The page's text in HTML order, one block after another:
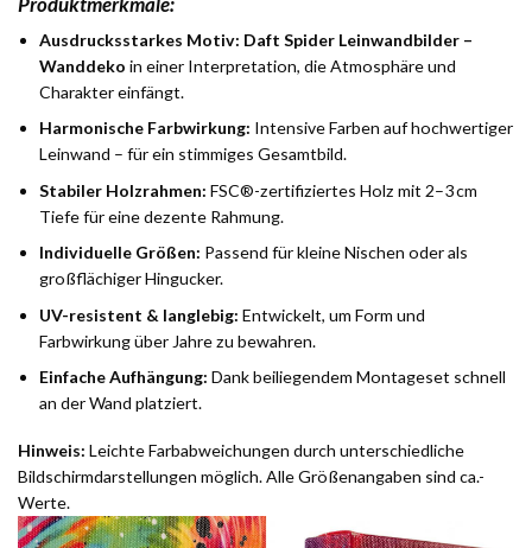
Ausdrucksstarkes Motiv: Daft Spider Leinwandbilder –
Wanddeko in einer Interpretation, die Atmosphäre und
Charakter einfängt.
Harmonische Farbwirkung: Intensive Farben auf hochwertiger
Leinwand – für ein stimmiges Gesamtbild.
Stabiler Holzrahmen: FSC®-zertifiziertes Holz mit 2–3 cm
Tiefe für eine dezente Rahmung.
Individuelle Größen: Passend für kleine Nischen oder als
großflächiger Hingucker.
UV-resistent & langlebig: Entwickelt, um Form und
Farbwirkung über Jahre zu bewahren.
Einfache Aufhängung: Dank beiliegendem Montageset schnell
an der Wand platziert.
Hinweis: Leichte Farbabweichungen durch unterschiedliche
Bildschirmdarstellungen möglich. Alle Größenangaben sind ca.-
Werte.